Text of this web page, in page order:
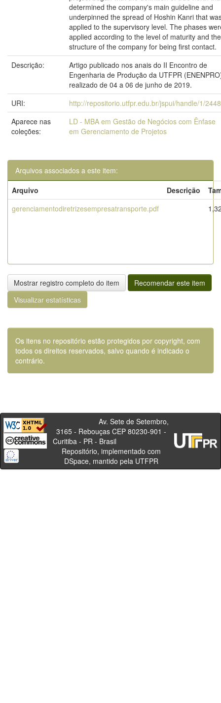
determined the company's main guideline and
underpinned the spread of Hoshin Kanri that
applied to the supervisory level. The phases
applied according to the level of maturity and the
structure of the company for being first contact.
Descrição:
Artigo publicado nos anais do II Encontro de
Engenharia de Produção da UTFPR
realizado de 04 a 06 de junho de 2019.
URI:
http://repositorio.utfpr.edu.br/jspui/handle/1/
Aparece nas
coleções:
LD - MBA em Gestão de Negócios com Ênfase
em Gerenciamento de Projetos
Arquivos associados a este item:
Arquivo
Descrição
gerenciamentodiretrizesempresatransporte.pdf
Mostrar registro completo do item
Recomendar este item
Visualizar estatísticas
Os itens no repositório estão protegidos por copyright, com
todos os direitos reservados, salvo quando é indicado o
contrário.
Av. Sete de Setembro,
3165 - Rebouças CEP 80230-901 -
Curitiba - PR - Brasil
Repositório, implementado com
DSpace, mantido pela UTFPR